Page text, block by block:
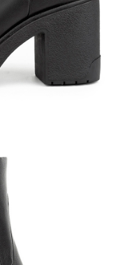
Полуботинки
Ботильоны
Челси